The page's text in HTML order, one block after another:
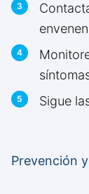
Sigue
Prevención